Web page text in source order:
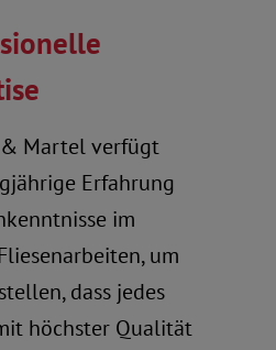
Martel verfügt
Erfahrung
im
um
dass jedes
höchster Qualität